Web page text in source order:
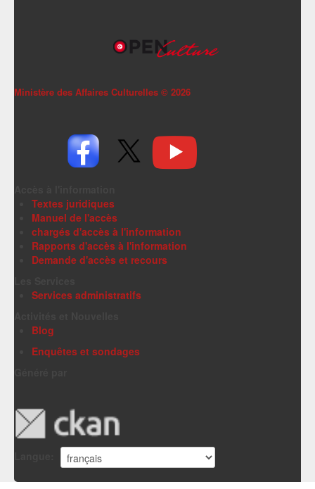
Ministère des Affaires Culturelles © 2026
Textes juridiques
Manuel de l'accès
chargés d'accès à l'information
Rapports d'accès à l'information
Demande d'accès et recours
Services administratifs
Blog
Enquêtes et sondages